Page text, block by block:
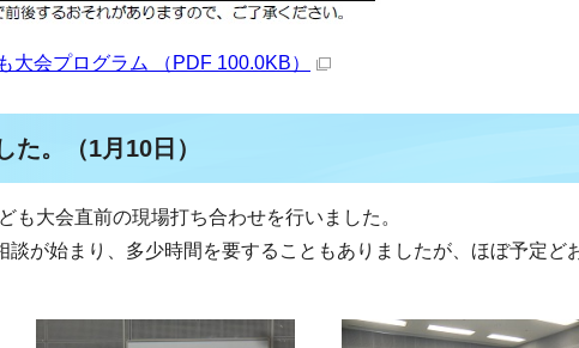
大会プログラム （PDF 100.0KB）
。（1月10日）
も大会直前の現場打ち合わせを行いました。
が始まり、多少時間を要することもありましたが、ほぼ予定ど